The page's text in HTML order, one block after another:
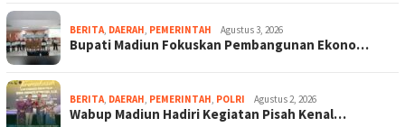
BERITA, DAERAH, PEMERINTAH Agustus 3, 2026
Bupati Madiun Fokuskan Pembangunan Ekono…
BERITA, DAERAH, PEMERINTAH, POLRI Agustus 2, 2026
Wabup Madiun Hadiri Kegiatan Pisah Kenal…